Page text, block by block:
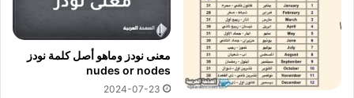
معنى نودز وماهو أصل كلمة نودز
nudes or nodes
2024-07-23